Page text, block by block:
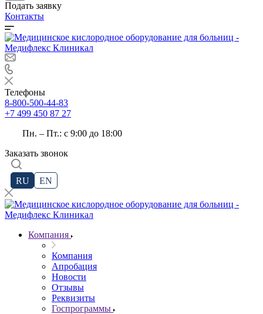
Подать заявку
Контакты
Телефоны
8-800-500-44-83
+7 499 450 87 27
Пн. – Пт.: с 9:00 до 18:00
Заказать звонок
RU EN
Компания
Компания
Апробация
Новости
Отзывы
Реквизиты
Госпрограммы